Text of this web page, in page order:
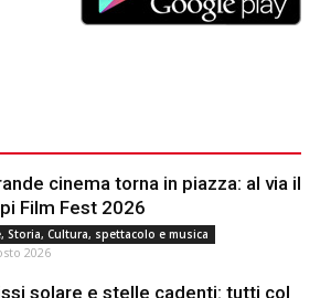
cinema torna in piazza: al via il
Film Fest 2026
Storia, Cultura, spettacolo e musica
2026
solare e stelle cadenti: tutti col